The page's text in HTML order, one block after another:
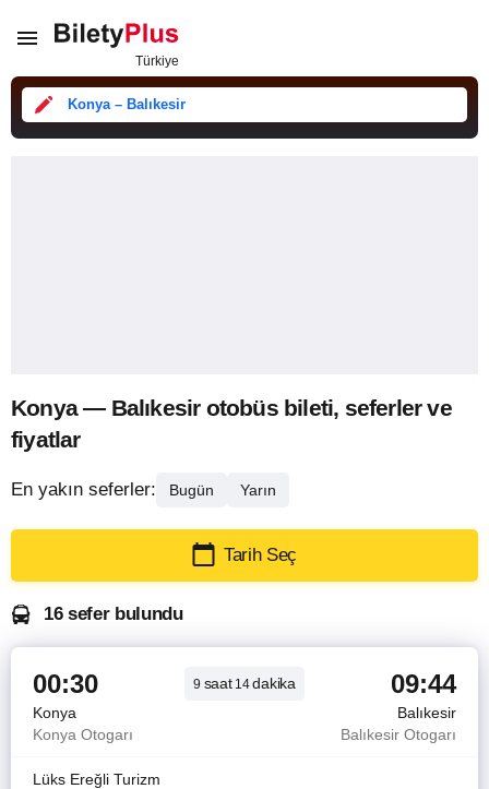
Konya – Balıkesir
Konya — Balıkesir otobüs bileti, seferler ve
fiyatlar
En yakın seferler: Bugün Yarın
Tarih Seç
16 sefer bulundu
00:30 9 saat14dakika 09:44
Konya
Balıkesir
Konya Otogarı
Balıkesir Otogarı
Lüks Ereğli Turizm